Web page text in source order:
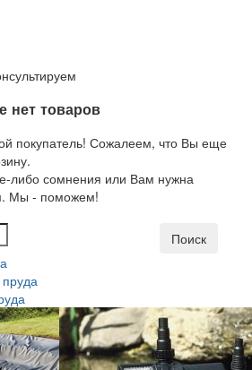
нет товаров
покупатель! Сожалеем, что Вы еще
либо сомнения или Вам нужна
Мы - поможем!
Поиск